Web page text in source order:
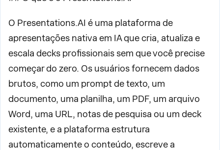
O Presentations.AI é uma plataforma de
apresentações nativa em IA que cria, atualiza e
escala decks profissionais sem que você precise
começar do zero. Os usuários fornecem dados
brutos, como um prompt de texto, um
documento, uma planilha, um PDF, um arquivo
Word, uma URL, notas de pesquisa ou um deck
existente, e a plataforma estrutura
automaticamente o conteúdo, escreve a